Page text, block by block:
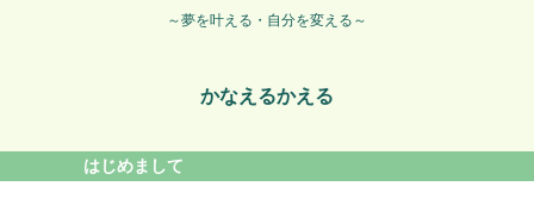
～夢を叶える・自分を変える～
かなえるかえる
はじめまして